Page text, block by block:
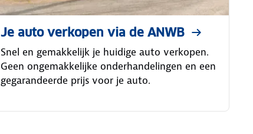
Je auto verkopen via de ANWB
Snel en gemakkelijk je huidige auto verkopen.
Geen ongemakkelijke onderhandelingen en een
gegarandeerde prijs voor je auto.